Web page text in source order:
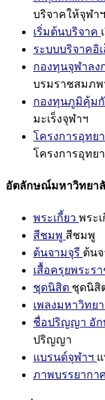
บริจาคให้จุฬาฯ
เริ่มต้นบริจาค
ระบบบริจาคอิ
กองทุนจุฬาล
บรมราชสมภพ
กองทุนภูมิคุ้มกั
มะเร็งจุฬาฯ
โครงการอุทย
โครงการอุทย
อัตลักษณ์มหาวิทยา
พระเกี้ยว พระเ
สีชมพู สีชมพู
ต้นจามจุรี ต้น
เสื้อครุยพระร
ชุดนิสิต ชุดนิสิ
เพลงมหาวิทย
ชื่อปริญญา อั
ปริญญา
แบรนด์จุฬาฯ
ภาพบรรยากา